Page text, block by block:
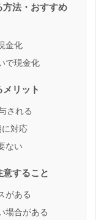
方法・おすすめ
金化
で現金化
リット
される
対応
ない
すること
がある
場合がある